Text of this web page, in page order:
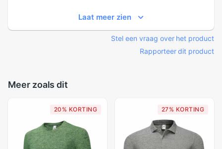
Laat meer zien
Stel een vraag over het product
Rapporteer dit product
Meer zoals dit
20% KORTING 27% KORTING